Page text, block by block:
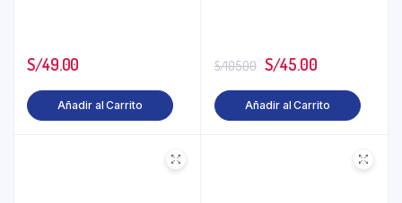
S/49.00
Añadir al Carrito
S/105.00 S/45.00
Añadir al Carrito